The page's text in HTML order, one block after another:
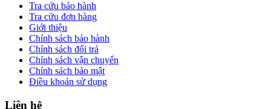
Tra cứu bảo hành
Tra cứu đơn hàng
Giới thiệu
Chính sách bảo hành
Chính sách đổi trả
Chính sách vận chuyển
Chính sách bảo mật
Điều khoản sử dụng
Liên hệ